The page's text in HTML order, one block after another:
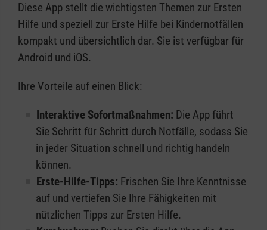
Diese App stellt die wichtigsten Themen zur Ersten
Hilfe und speziell zur Erste Hilfe bei Kindernotfällen
kompakt und übersichtlich dar. Sie ist verfügbar für
Android und iOS.
Ihre Vorteile auf einen Blick:
Interaktive Sofortmaßnahmen: Die App führt
Sie Schritt für Schritt durch Notfälle, sodass Sie
in jeder Situation schnell und richtig handeln
können.
Erste-Hilfe-Tipps: Frischen Sie Ihre Kenntnisse
auf und vertiefen Sie Ihre Fähigkeiten mit
nützlichen Tipps zur Ersten Hilfe.